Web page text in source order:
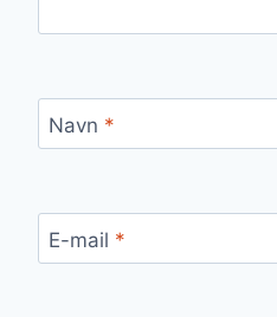
Navn *
E-mail *